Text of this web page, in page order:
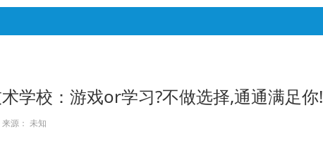
学校：游戏or学习?不做选择,通通满足你!
来源： 未知